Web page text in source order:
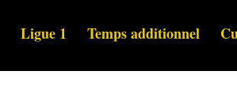
Ligue 1 Temps additionnel